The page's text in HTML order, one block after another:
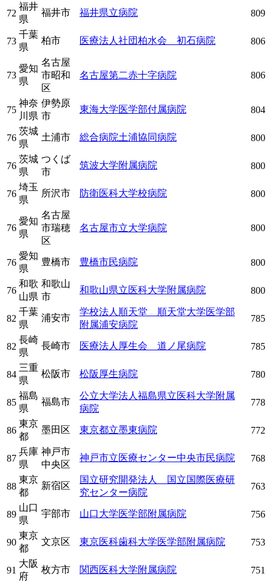
72
福井
県
福井市 福井県立病院 809
73
千葉
県
柏市 医療法人社団柏水会 初石病院 806
73
愛知
県
名古屋
市昭和
区
名古屋第二赤十字病院 806
75
神奈
川県
伊勢原
市
東海大学医学部付属病院 804
76
茨城
県
土浦市 総合病院土浦協同病院 800
76
茨城
県
つくば
市
筑波大学附属病院 800
76
埼玉
県
所沢市 防衛医科大学校病院 800
76
愛知
県
名古屋
市瑞穂
区
名古屋市立大学病院 800
76
愛知
県
豊橋市 豊橋市民病院 800
76
和歌
山県
和歌山
市
和歌山県立医科大学附属病院 800
82
千葉
県
浦安市
学校法人順天堂 順天堂大学医学部
附属浦安病院
785
82
長崎
県
長崎市 医療法人厚生会 道ノ尾病院 785
84
三重
県
松阪市 松阪厚生病院 780
85
福島
県
福島市
公立大学法人福島県立医科大学附属
病院
778
86
東京
都
墨田区 東京都立墨東病院 772
87
兵庫
県
神戸市
中央区
神戸市立医療センター中央市民病院 768
88
東京
都
新宿区
国立研究開発法人 国立国際医療研
究センター病院
763
89
山口
県
宇部市 山口大学医学部附属病院 756
90
東京
都
文京区 東京医科歯科大学医学部附属病院 753
91
大阪
府
枚方市 関西医科大学附属病院 751